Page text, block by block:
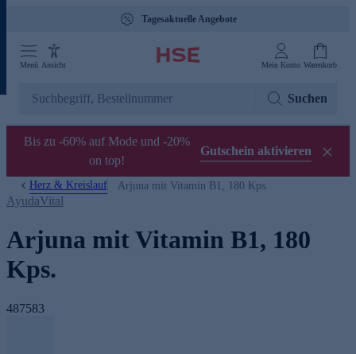
Tagesaktuelle Angebote
Menü Ansicht Mein Konto Warenkorb
Suchen
Bis zu -60% auf Mode und -20%
on top!
Gutschein aktivieren
Herz & Kreislauf Arjuna mit Vitamin B1, 180 Kps.
AyudaVital
Arjuna mit Vitamin B1, 180
Kps.
487583